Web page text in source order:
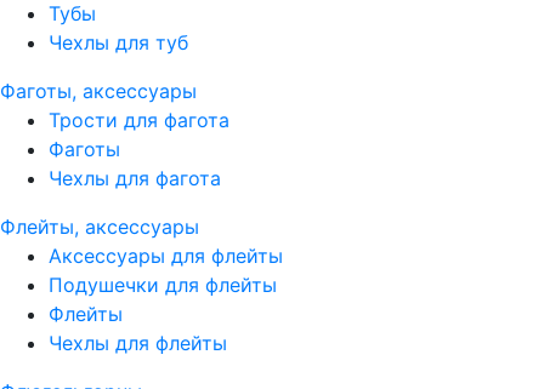
Тубы
Чехлы для туб
Фаготы, аксессуары
Трости для фагота
Фаготы
Чехлы для фагота
Флейты, аксессуары
Аксессуары для флейты
Подушечки для флейты
Флейты
Чехлы для флейты